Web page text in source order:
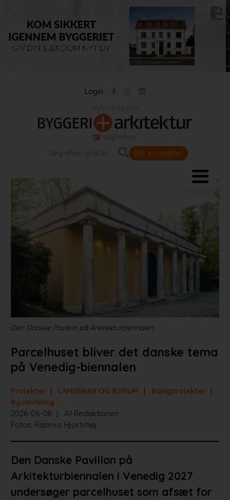
Login
Bliv kontaktet
Landskab og byrum
Bygningen
Projekter
Portrætter
Partnere
Jobportal
Den Danske Pavillon på Arkitekturbiennalen
Parcelhuset bliver det danske tema
på Venedig-biennalen
Projekter LANDSKAB OG BYRUM
Boligprojekter
Byudvikling
2026-06-08
Af Redaktionen
Fotos: Rasmus Hjortshøj
Den Danske Pavillon på
Arkitekturbiennalen i Venedig 2027
undersøger parcelhuset som afsæt for